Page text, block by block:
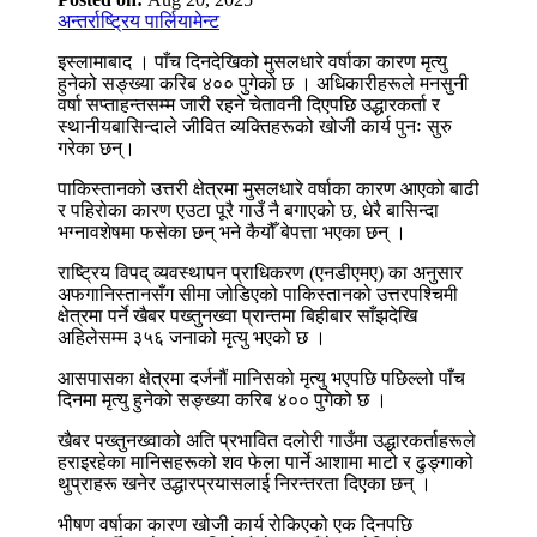
अन्तर्राष्ट्रिय पार्लियामेन्ट
इस्लामाबाद । पाँच दिनदेखिको मुसलधारे वर्षाका कारण मृत्यु
हुनेको सङ्ख्या करिब ४०० पुगेको छ । अधिकारीहरूले मनसुनी
वर्षा सप्ताहन्तसम्म जारी रहने चेतावनी दिएपछि उद्धारकर्ता र
स्थानीयबासिन्दाले जीवित व्यक्तिहरूको खोजी कार्य पुनः सुरु
गरेका छन्।
पाकिस्तानको उत्तरी क्षेत्रमा मुसलधारे वर्षाका कारण आएको बाढी
र पहिरोका कारण एउटा पूरै गाउँ नै बगाएको छ, धेरै बासिन्दा
भग्नावशेषमा फसेका छन् भने कैयौँ बेपत्ता भएका छन् ।
राष्ट्रिय विपद् व्यवस्थापन प्राधिकरण (एनडीएमए) का अनुसार
अफगानिस्तानसँग सीमा जोडिएको पाकिस्तानको उत्तरपश्चिमी
क्षेत्रमा पर्ने खैबर पख्तुनख्वा प्रान्तमा बिहीबार साँझदेखि
अहिलेसम्म ३५६ जनाको मृत्यु भएको छ ।
आसपासका क्षेत्रमा दर्जनौं मानिसको मृत्यु भएपछि पछिल्लो पाँच
दिनमा मृत्यु हुनेको सङ्ख्या करिब ४०० पुगेको छ ।
खैबर पख्तुनख्वाको अति प्रभावित दलोरी गाउँमा उद्धारकर्ताहरूले
हराइरहेका मानिसहरूको शव फेला पार्ने आशामा माटो र ढुङ्गाको
थुप्राहरू खनेर उद्धारप्रयासलाई निरन्तरता दिएका छन् ।
भीषण वर्षाका कारण खोजी कार्य रोकिएको एक दिनपछि